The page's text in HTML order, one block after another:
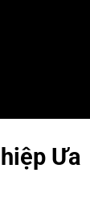
Ưa